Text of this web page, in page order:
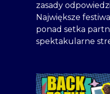
zasady
Największe
ponad setka
spektakularne